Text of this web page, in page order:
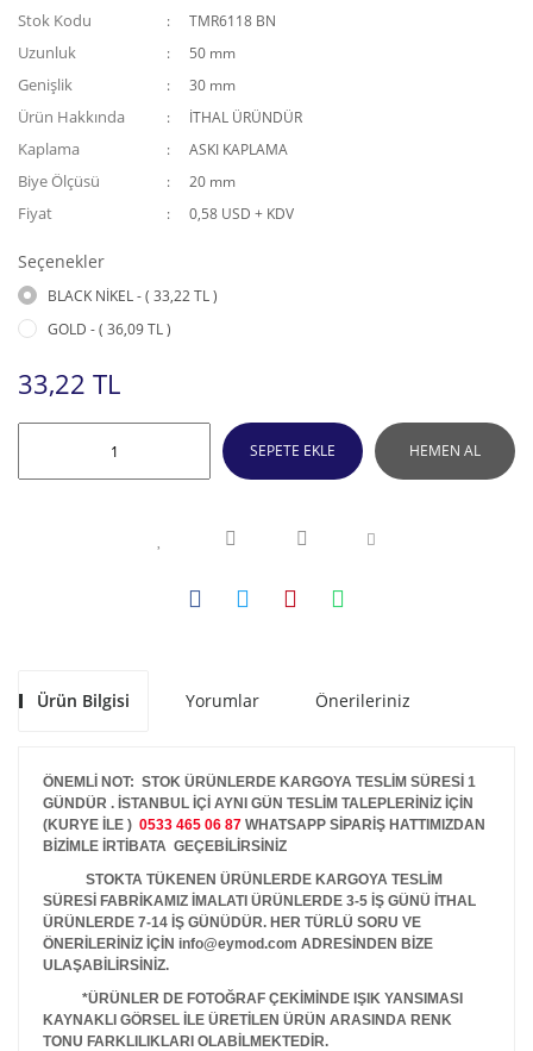
Stok Kodu TMR6118 BN
Uzunluk 50 mm
Genişlik 30 mm
Ürün Hakkında İTHAL ÜRÜNDÜR
Kaplama ASKI KAPLAMA
Biye Ölçüsü 20 mm
Fiyat 0,58 USD + KDV
Seçenekler
BLACK NİKEL - ( 33,22 TL )
GOLD - ( 36,09 TL )
33,22 TL
SEPETE EKLE HEMEN AL
Ürün Bilgisi Yorumlar Önerileriniz
ÖNEMLİ NOT: STOK ÜRÜNLERDE KARGOYA TESLİM SÜRESİ 1
GÜNDÜR . İSTANBUL İÇİ AYNI GÜN TESLİM TALEPLERİNİZ İÇİN
(KURYE İLE ) 0533 465 06 87 WHATSAPP SİPARİŞ HATTIMIZDAN
BİZİMLE İRTİBATA GEÇEBİLİRSİNİZ
STOKTA TÜKENEN ÜRÜNLERDE KARGOYA TESLİM
SÜRESİ FABRİKAMIZ İMALATI ÜRÜNLERDE 3-5 İŞ GÜNÜ İTHAL
ÜRÜNLERDE 7-14 İŞ GÜNÜDÜR. HER TÜRLÜ SORU VE
ÖNERİLERİNİZ İÇİN info@eymod.com ADRESİNDEN BİZE
ULAŞABİLİRSİNİZ.
*ÜRÜNLER DE FOTOĞRAF ÇEKİMİNDE IŞIK YANSIMASI
KAYNAKLI GÖRSEL İLE ÜRETİLEN ÜRÜN ARASINDA RENK
TONU FARKLILIKLARI OLABİLMEKTEDİR.